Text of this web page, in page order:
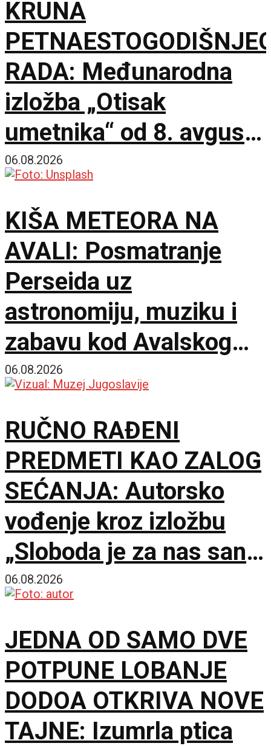
KRUNA
RADA: Međunarodna
izložba „Otisak
umetnika“ od 8. avgusta
u Paviljonu „Cvijeta
06.08.2026
KIŠA METEORA NA
AVALI: Posmatranje
Perseida uz
astronomiju, muziku i
zabavu kod Avalskog
tornja
06.08.2026
RUČNO RAĐENI
PREDMETI KAO ZALOG
SEĆANJA: Autorsko
vođenje kroz izložbu
„Sloboda je za nas san“
u Muzeju Jugoslavije
06.08.2026
JEDNA OD SAMO DVE
POTPUNE LOBANJE
DODOA OTKRIVA NOVE
TAJNE: Izumrla ptica